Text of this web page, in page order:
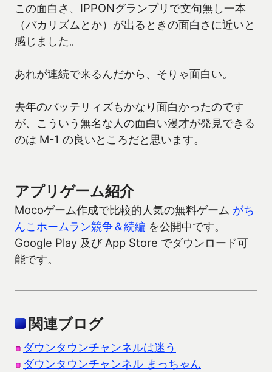
この面白さ、IPPONグランプリで文句無し一本
（バカリズムとか）が出るときの面白さに近いと
感じました。
あれが連続で来るんだから、そりゃ面白い。
去年のバッテリィズもかなり面白かったのです
が、こういう無名な人の面白い漫才が発見できる
のは M-1 の良いところだと思います。
アプリゲーム紹介
Mocoゲーム作成で比較的人気の無料ゲーム がち
んこホームラン競争＆続編 を公開中です。
Google Play 及び App Store でダウンロード可
能です。
関連ブログ
ダウンタウンチャンネルは迷う
ダウンタウンチャンネル まっちゃん